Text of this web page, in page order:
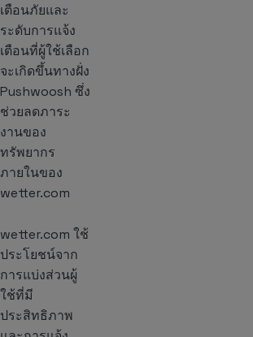
เตือนภัยและ
ระดับการแจ้ง
เตือนที่ผู้ใช้เลือก
จะเกิดขึ้นทางฝั่ง
Pushwoosh ซึ่ง
ช่วยลดภาระ
งานของ
ทรัพยากร
ภายในของ
wetter.com
wetter.com ใช้
ประโยชน์จาก
การแบ่งส่วนผู้
ใช้ที่มี
ประสิทธิภาพ